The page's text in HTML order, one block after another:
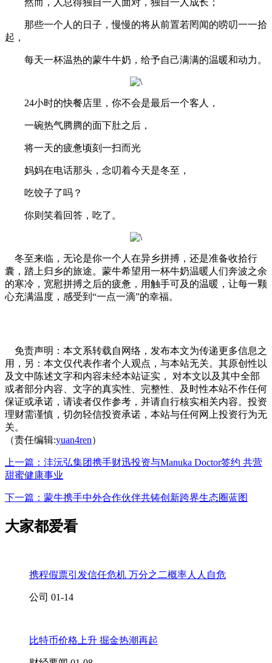
那些一个人的日子，慢慢的将从前置若罔闻的唠叨一一拾
起，
每天一杯温热的蒙牛牛奶，给予自己满满的温暖和动力。
24小时的快餐店里，你不会是最后一个客人，
一碗热气腾腾的面下肚之后，
将一天的疲惫顷刻一扫而光
妈妈在电话那头，念叨着今天是冬至，
吃饺子了吗？
你则笑着回答，吃了。
冬至来临，无论是你一个人在异乡拼搏，还是准备收拾行
囊，踏上归乡的旅途。蒙牛希望用一杯牛奶温暖人们奔波之余
的寒冷，宽慰拼搏之后的疲惫，用触手可及的温暖，让每一颗
心充满温度，感受到“一点一滴”的幸福。
免责声明：本文系转载自网络，发布本文为传递更多信息之
用，另：本文仅代表作者个人观点，与本站无关。其原创性以
及文中陈述文字和内容未经本站证实， 对本文以及其中全部
或者部分内容、文字的真实性、完整性、及时性本站不作任何
保证或承诺，请读者仅作参考，并请自行核实相关内容。投资
理财需谨慎，切勿轻信投资承诺，本站与任何网上投资行为无
关。
（责任编辑:yuan4ren）
上一篇：沣沅弘集团携手财迅投资与Manuka Doctor签约 共营
甜蜜健康事业
下一篇：蒙牛携手中外合作伙伴共铸创新跨界生态圈蓝图
大家都爱看
携程假票引发信任危机 万分之二概率人人自危
公司 01-14
比特币价格上升 掘金热潮再起